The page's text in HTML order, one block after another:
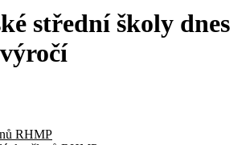
střední školy dnes
RHMP